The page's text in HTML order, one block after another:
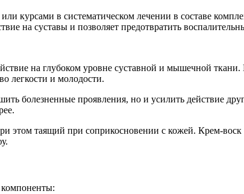
курсами в систематическом лечении в составе
на суставы и позволяет предотвратить
на глубоком уровне суставной и мышечной
легкости и молодости.
болезненные проявления, но и усилить действие
этом таящий при соприкосновении с кожей. Крем-
компоненты: